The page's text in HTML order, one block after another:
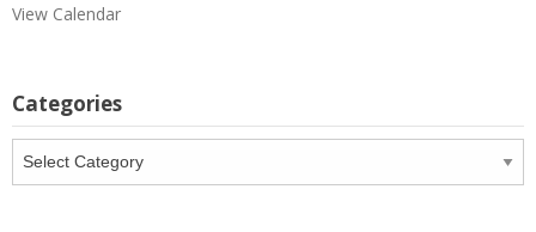
View Calendar
Categories